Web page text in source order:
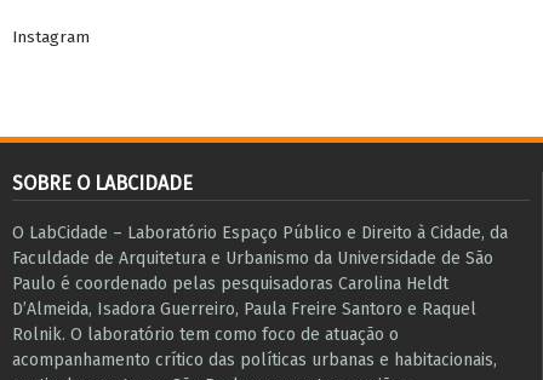
Instagram
SOBRE O LABCIDADE
O LabCidade – Laboratório Espaço Público e Direito à Cidade, da
Faculdade de Arquitetura e Urbanismo da Universidade de São
Paulo é coordenado pelas pesquisadoras Carolina Heldt
D’Almeida, Isadora Guerreiro, Paula Freire Santoro e Raquel
Rolnik. O laboratório tem como foco de atuação o
acompanhamento crítico das políticas urbanas e habitacionais,